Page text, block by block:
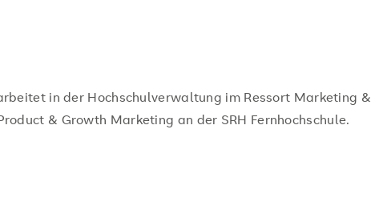
in der Hochschulverwaltung im Ressort Marketing &
& Growth Marketing an der SRH Fernhochschule.